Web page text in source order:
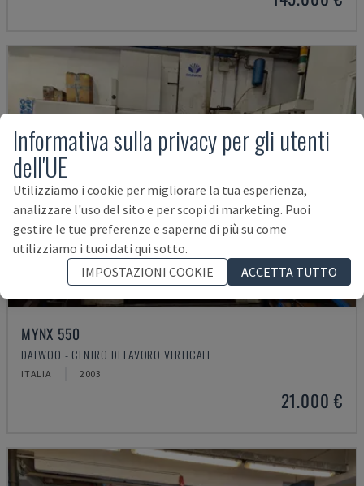
MYNX 550
DAEWOO - CENTRO DI LAVORO VERTICALE
ITALIA 2003
21.000 €
Informativa sulla privacy per gli utenti
dell'UE
Utilizziamo i cookie per migliorare la tua esperienza,
analizzare l'uso del sito e per scopi di marketing. Puoi
gestire le tue preferenze e saperne di più su come
utilizziamo i tuoi dati qui sotto.
IMPOSTAZIONI COOKIE
ACCETTA TUTTO